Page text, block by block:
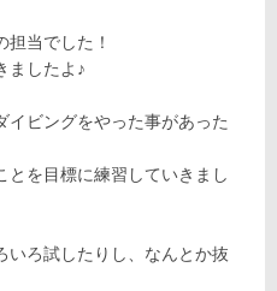
当でした！
ましたよ♪
イビングをやった事があった
とを目標に練習していきまし
いろ試したりし、なんとか抜